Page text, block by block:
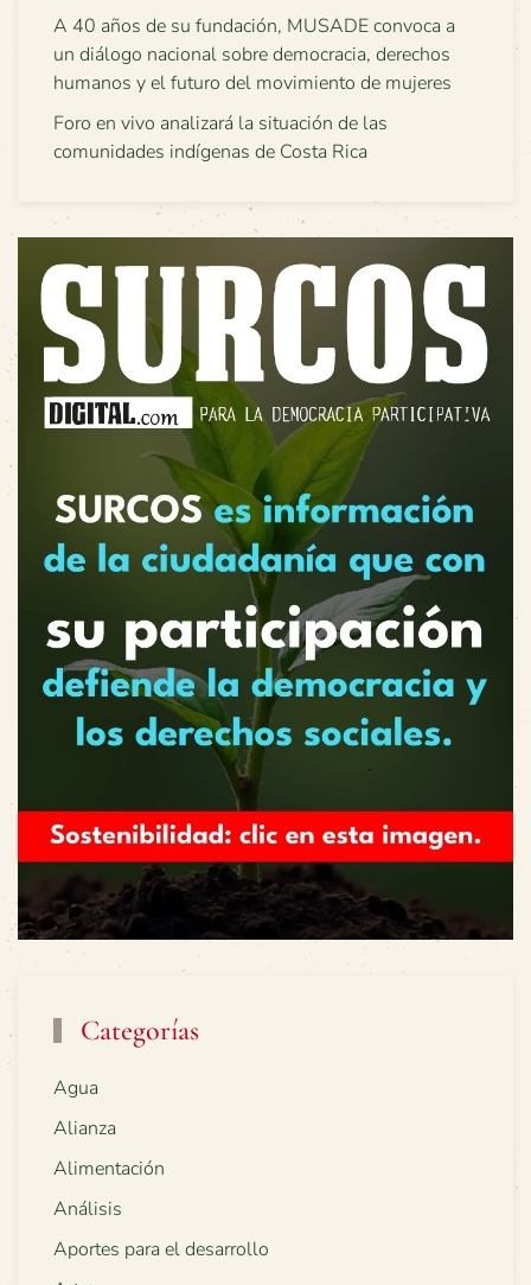
A 40 años de su fundación, MUSADE convoca a
un diálogo nacional sobre democracia, derechos
humanos y el futuro del movimiento de mujeres
Foro en vivo analizará la situación de las
comunidades indígenas de Costa Rica
Categorías
Agua
Alianza
Alimentación
Análisis
Aportes para el desarrollo